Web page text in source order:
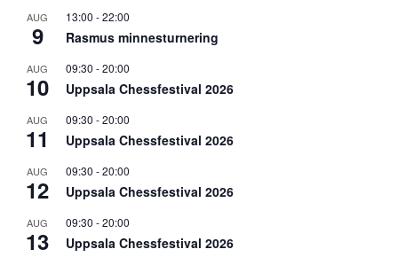
AUG
9
13:00 -22:00
Rasmus minnesturnering
AUG
10
09:30 -20:00
Uppsala Chessfestival 2026
AUG
11
09:30 -20:00
Uppsala Chessfestival 2026
AUG
12
09:30 -20:00
Uppsala Chessfestival 2026
AUG
13
09:30 -20:00
Uppsala Chessfestival 2026